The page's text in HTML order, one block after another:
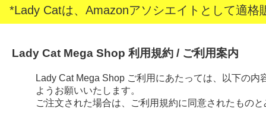
*Lady Catは、Amazonアソシエイトとして適格
Lady Cat Mega Shop 利用規約 / ご利用案内
Lady Cat Mega Shop ご利用にあたっては、以下の
ようお願いいたします。
ご注文された場合は、ご利用規約に同意されたもの